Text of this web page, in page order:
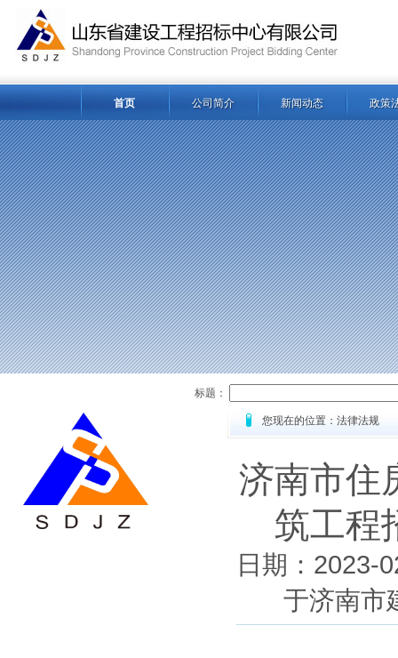
首页 公司简介 新闻动态 政策
标题：
您现在的位置：法律法规
济南市住
筑工程
日期：2023-
于济南市